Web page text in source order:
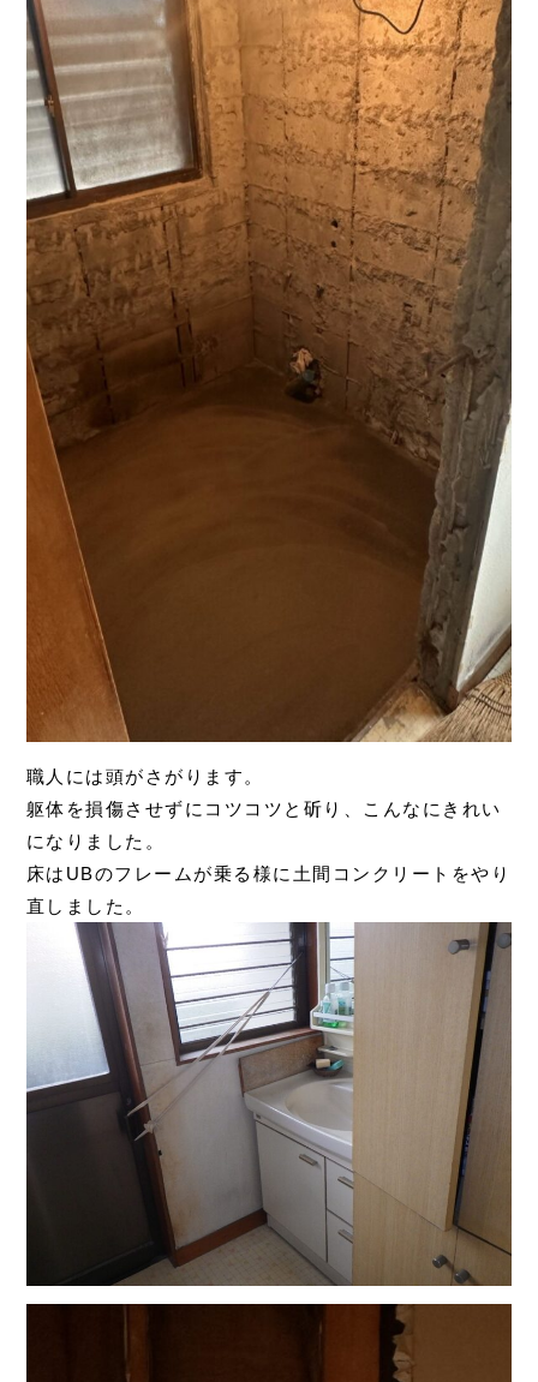
職人には頭がさがります。
躯体を損傷させずにコツコツと斫り、こんなにきれい
になりました。
床はUBのフレームが乗る様に土間コンクリートをやり
直しました。